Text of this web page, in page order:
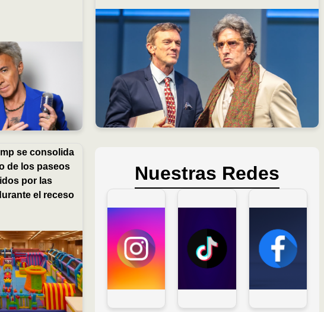
se consolida
de los paseos
por las
el receso
Nuestras Redes